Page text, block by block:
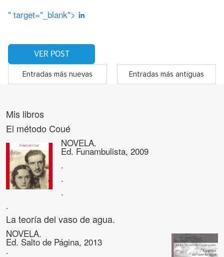
" target="_blank">
VER POST
Entradas más nuevas Entradas más antiguas
Mis libros
El método Coué
NOVELA.
Ed. Funambulista, 2009
.
.
.
.
La teoría del vaso de agua.
NOVELA.
Ed. Salto de Página, 2013
.